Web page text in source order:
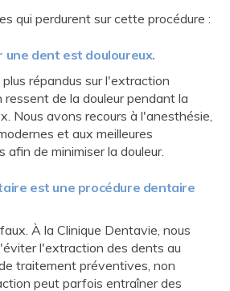
qui perdurent sur cette procédure :
une dent est douloureux.
répandus sur l'extraction
de la douleur pendant la
Nous avons recours à l'anesthésie,
et aux meilleures
afin de minimiser la douleur.
est une procédure dentaire
À la Clinique Dentavie, nous
l'extraction des dents au
traitement préventives, non
peut parfois entraîner des